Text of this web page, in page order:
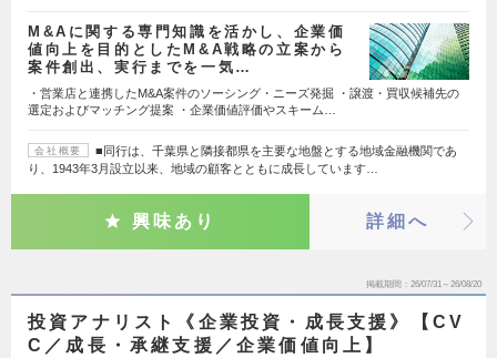
M&Aに関する専門知識を活かし、企業価
値向上を目的としたM&A戦略の立案から
案件創出、実行までを一気…
・営業店と連携したM&A案件のソーシング・ニーズ発掘 ・譲渡・買収候補先の
選定およびマッチング提案 ・企業価値評価やスキーム…
会社概要
■同行は、千葉県と隣接都県を主要な地盤とする地域金融機関であ
り、1943年3月設立以来、地域の顧客とともに成長しています…
興味あり 詳細へ
掲載期間 26/07/31～26/08/20
投資アナリスト《企業投資・成長支援》【CV
C／成長・承継支援／企業価値向上】